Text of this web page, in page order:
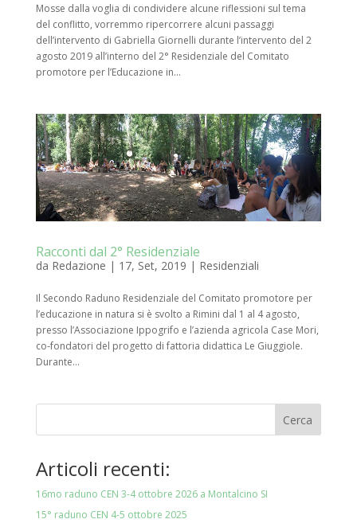
Mosse dalla voglia di condividere alcune riflessioni sul tema
del conflitto, vorremmo ripercorrere alcuni passaggi
dell’intervento di Gabriella Giornelli durante l’intervento del 2
agosto 2019 all’interno del 2° Residenziale del Comitato
promotore per l’Educazione in...
Racconti dal 2° Residenziale
da Redazione | 17, Set, 2019 | Residenziali
Il Secondo Raduno Residenziale del Comitato promotore per
l’educazione in natura si è svolto a Rimini dal 1 al 4 agosto,
presso l’Associazione Ippogrifo e l’azienda agricola Case Mori,
co-fondatori del progetto di fattoria didattica Le Giuggiole.
Durante...
Articoli recenti:
16mo raduno CEN 3-4 ottobre 2026 a Montalcino SI
15° raduno CEN 4-5 ottobre 2025